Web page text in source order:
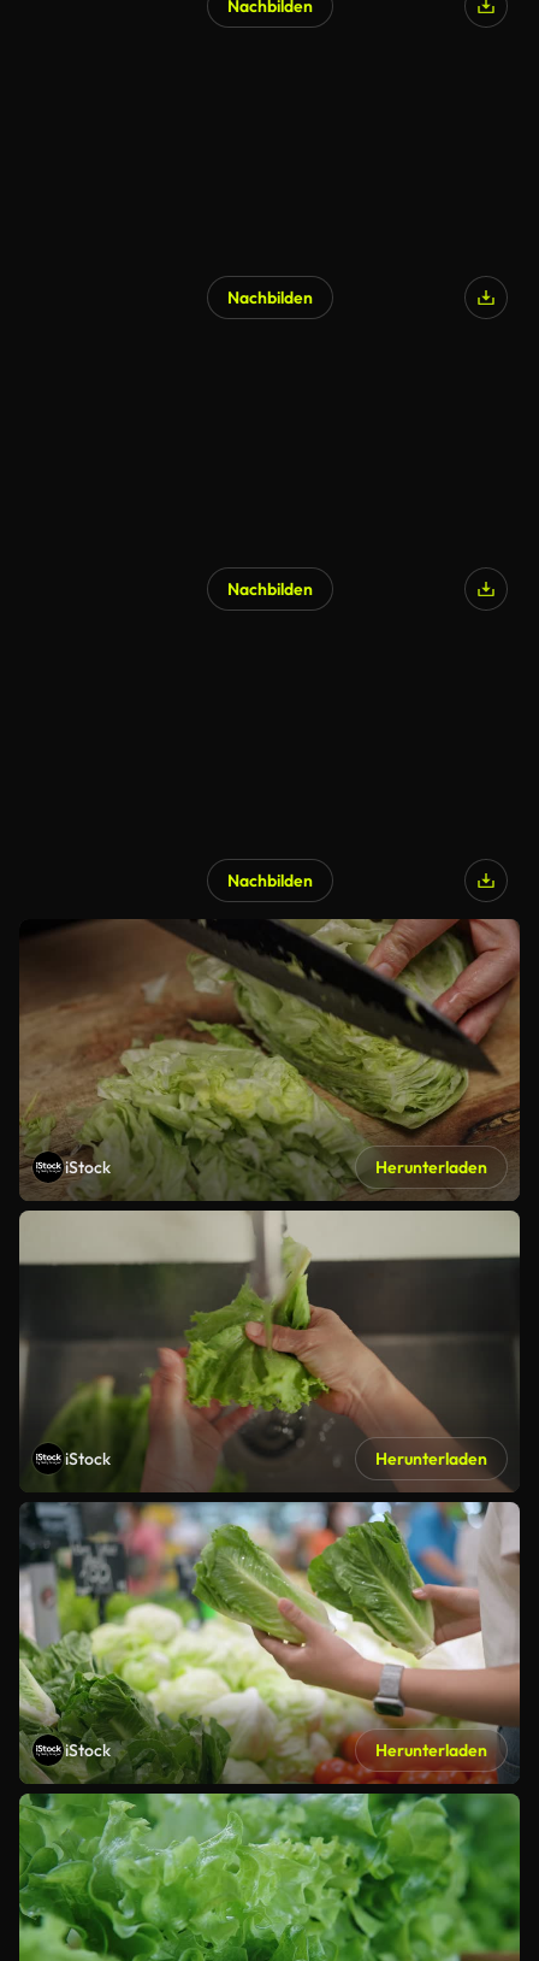
Nachbilden
Nachbilden
Nachbilden
Nachbilden
iStock Herunterladen
iStock Herunterladen
iStock Herunterladen